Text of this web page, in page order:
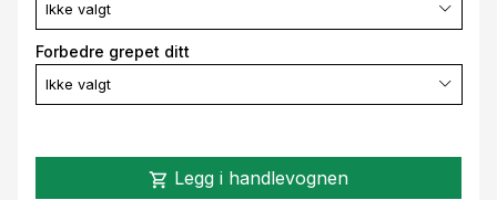
Ikke valgt
Forbedre grepet ditt
Ikke valgt
shopping_cart Legg i handlevognen